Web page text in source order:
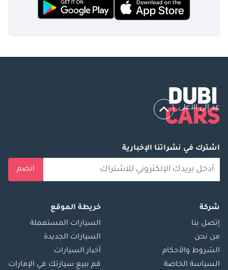
عد إلى الأعلى
اشترك في نشراتنا الإخبارية
انضم
شركة
إتصل بنا
من نحن
الشروط والأحكام
السياسة الخاصة
خريطة الموقع
السيارات المستعملة
السيارات الجديدة
أخبار السيارات
قم ببيع سيارتك في الإمارات